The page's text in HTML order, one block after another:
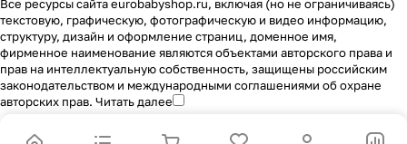
Все ресурсы сайта eurobabyshop.ru, включая (но не ограничиваясь)
текстовую, графическую, фотографическую и видео информацию,
структуру, дизайн и оформление страниц, доменное имя,
фирменное наименование являются объектами авторского права и
прав на интеллектуальную собственность, защищены российским
законодательством и международными соглашениями об охране
авторских прав. Читать далее